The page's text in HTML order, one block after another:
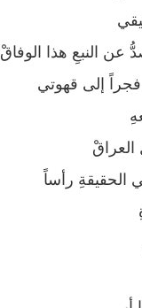
عن النبعِ هذا الوفاقْ
إلى قهوتي
الحقيقةِ رأساً